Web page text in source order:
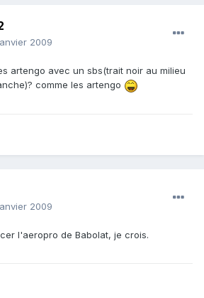
2009
artengo avec un sbs(trait noir au milieu
comme les artengo
2009
l'aeropro de Babolat, je crois.